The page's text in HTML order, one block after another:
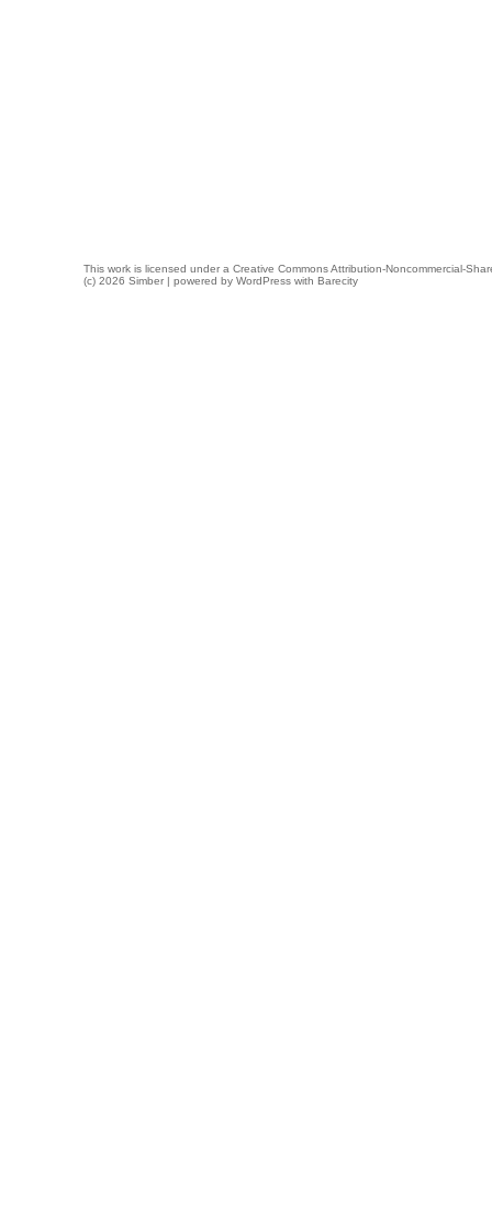
This work is licensed under a Creative Commons Attribution-Noncommercial-
(c) 2026 Simber | powered by WordPress with Barecity